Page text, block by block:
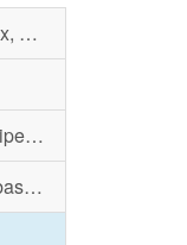
Les autres sites pour gagner des cadeaux, de l'argent et des codes
Les achats rémunérés, c’est quoi ? Principe et explications
Le « Forex » : définition et stratégies de base pour gagner